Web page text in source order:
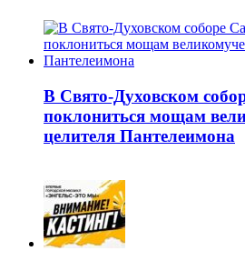
В Свято-Духовском
поклониться мощам
целителя Пантелеимона